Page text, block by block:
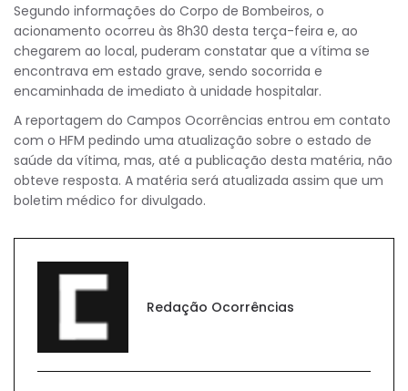
Segundo informações do Corpo de Bombeiros, o
acionamento ocorreu às 8h30 desta terça-feira e, ao
chegarem ao local, puderam constatar que a vítima se
encontrava em estado grave, sendo socorrida e
encaminhada de imediato à unidade hospitalar.
A reportagem do Campos Ocorrências entrou em contato
com o HFM pedindo uma atualização sobre o estado de
saúde da vítima, mas, até a publicação desta matéria, não
obteve resposta. A matéria será atualizada assim que um
boletim médico for divulgado.
Redação Ocorrências